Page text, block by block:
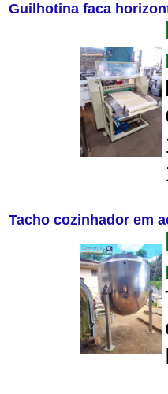
Guilhotina faca
Tacho cozinhador em